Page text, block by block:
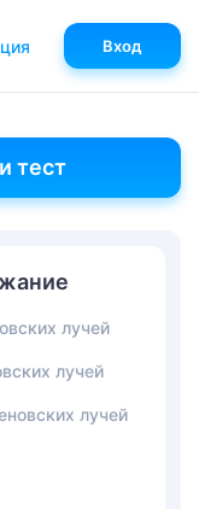
тест
лучей
лучей
лучей
Вход